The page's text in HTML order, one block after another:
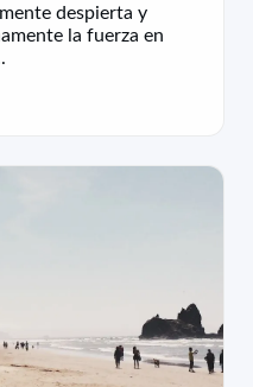
despierta y
la fuerza en